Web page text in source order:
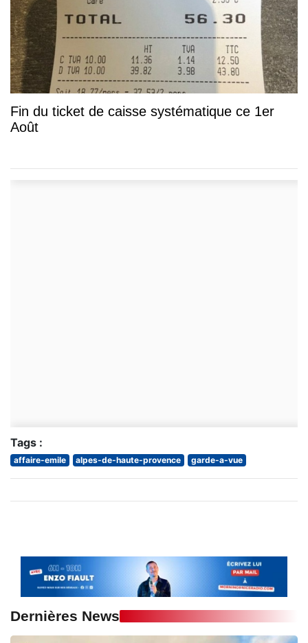
Fin du ticket de caisse systématique ce 1er
Août
Tags :
affaire-emile alpes-de-haute-provence garde-a-vue
Dernières News